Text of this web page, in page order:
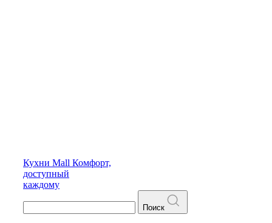
Кухни Mall Комфорт,
доступный
каждому
Поиск